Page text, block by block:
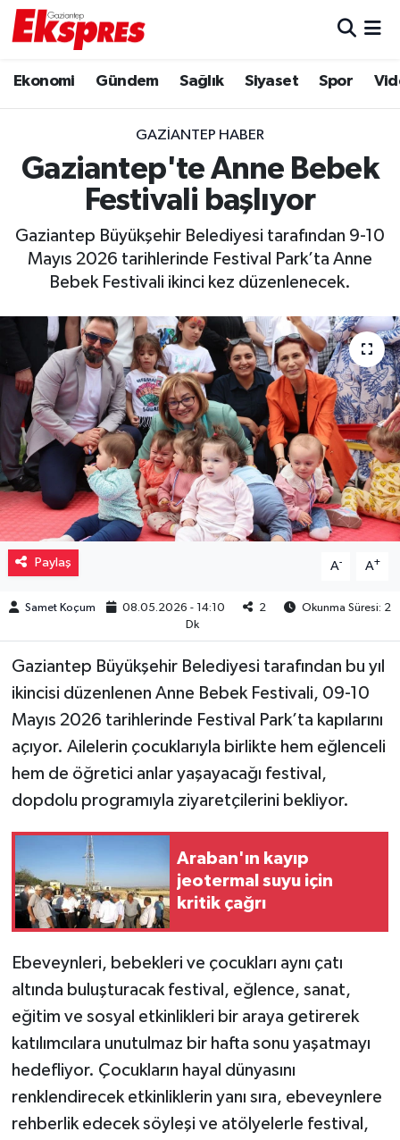
Ekonomi Gündem Sağlık Siyaset Spor
GAZIANTEP HABER
Gaziantep'te Anne Bebek
Festivali başlıyor
Gaziantep Büyükşehir Belediyesi tarafından 9-10
Mayıs 2026 tarihlerinde Festival Park’ta Anne
Bebek Festivali ikinci kez düzenlenecek.
Paylaş A- A+
Samet Koçum 08.05.2026 - 14:10 2
Okunma Süresi: 2
Dk
Gaziantep Büyükşehir Belediyesi tarafından bu yıl
ikincisi düzenlenen Anne Bebek Festivali, 09-10
Mayıs 2026 tarihlerinde Festival Park’ta kapılarını
açıyor. Ailelerin çocuklarıyla birlikte hem eğlenceli
hem de öğretici anlar yaşayacağı festival,
dopdolu programıyla ziyaretçilerini bekliyor.
Araban'ın kayıp
jeotermal suyu için
kritik çağrı
Ebeveynleri, bebekleri ve çocukları aynı çatı
altında buluşturacak festival, eğlence, sanat,
eğitim ve sosyal etkinlikleri bir araya getirerek
katılımcılara unutulmaz bir hafta sonu yaşatmayı
hedefliyor. Çocukların hayal dünyasını
renklendirecek etkinliklerin yanı sıra, ebeveynlere
rehberlik edecek söyleşi ve atölyelerle festival,
Ekonomi
Gaziantep son dakika
Genel
Gündem
Kültür Sanat
Magazin
Müzik
Piyasa
Resmi İlanlar
Sağlık
Sinemalar
Siyaset
Teknoloji
Türkiye
Video Haber
Yaşam
Yeme-İçme
Trafik Durumu
Puan Durumu ve Fikstür
Tüm Manşetler
Son Dakika Haberleri